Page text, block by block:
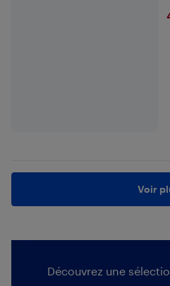
Voir
Découvrez une